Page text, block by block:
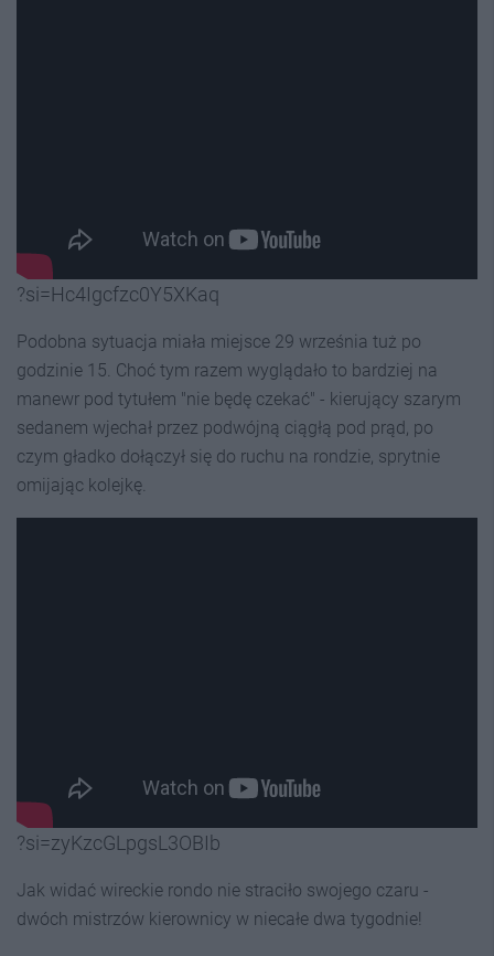
?si=Hc4Igcfzc0Y5XKaq
Podobna sytuacja miała miejsce 29 września tuż po
godzinie 15. Choć tym razem wyglądało to bardziej na
manewr pod tytułem "nie będę czekać" - kierujący szarym
sedanem wjechał przez podwójną ciągłą pod prąd, po
czym gładko dołączył się do ruchu na rondzie, sprytnie
omijając kolejkę.
?si=zyKzcGLpgsL3OBIb
Jak widać wireckie rondo nie straciło swojego czaru -
dwóch mistrzów kierownicy w niecałe dwa tygodnie!